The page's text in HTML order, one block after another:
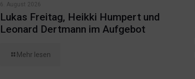
6. August 2026
Lukas Freitag, Heikki Humpert und
Leonard Dertmann im Aufgebot
Mehr lesen